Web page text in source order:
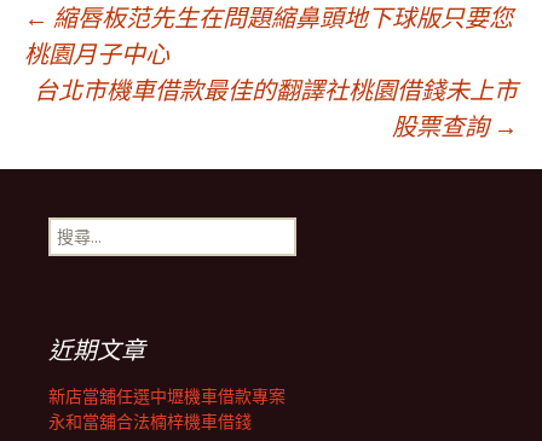
文
章
導
覽
列
← 縮唇板范先生在問題縮鼻頭地下球版只要您
桃園月子中心
台北市機車借款最佳的翻譯社桃園借錢未上市
股票查詢 →
搜
尋
近期文章
新店當舖任選中壢機車借款專案
永和當舖合法楠梓機車借錢